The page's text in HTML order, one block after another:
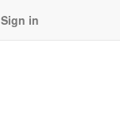
Sign in